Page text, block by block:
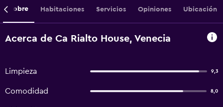
Sobre Habitaciones Servicios Opiniones Ubicación
Acerca de Ca Rialto House, Venecia
Limpieza 9,3
Comodidad 8,0